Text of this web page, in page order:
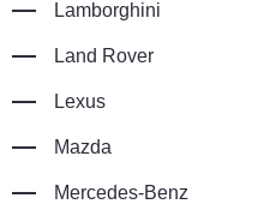
Lamborghini
Land Rover
Lexus
Mazda
Mercedes-Benz